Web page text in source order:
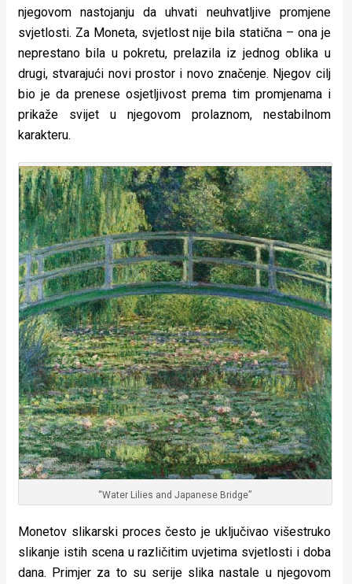
njegovom nastojanju da uhvati neuhvatljive promjene
svjetlosti. Za Moneta, svjetlost nije bila statična – ona je
neprestano bila u pokretu, prelazila iz jednog oblika u
drugi, stvarajući novi prostor i novo značenje. Njegov cilj
bio je da prenese osjetljivost prema tim promjenama i
prikaže svijet u njegovom prolaznom, nestabilnom
karakteru.
“Water Lilies and Japanese Bridge”
Monetov slikarski proces često je uključivao višestruko
slikanje istih scena u različitim uvjetima svjetlosti i doba
dana. Primjer za to su serije slika nastale u njegovom